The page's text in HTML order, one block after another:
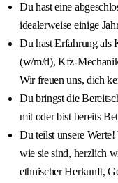
Du hast eine
idealerweise einige
Du hast Erfahrung
(w/m/d), Kfz-
Wir freuen uns, dich
Du bringst die
mit oder bist bereits
Du teilst unsere
wie sie sind, herzlich
ethnischer Herkunft,